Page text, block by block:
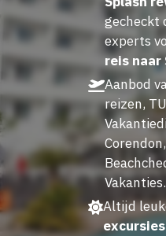
gecheckt
experts
reis naar
Aanbod
reizen,
Altijd